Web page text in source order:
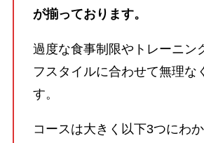
が揃っております。
過度な食事制限やトレーニン
フスタイルに合わせて無理な
す。
コースは大きく以下3つにわ